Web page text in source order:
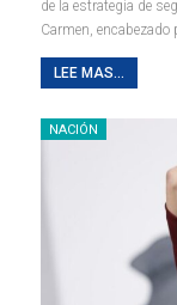
de la estrategia de
Carmen, encabezado
LEE MAS...
NACIÓN